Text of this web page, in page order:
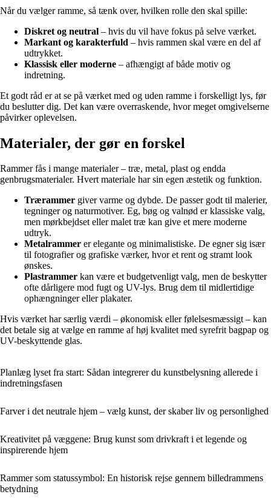
Når du vælger ramme, så tænk over, hvilken rolle den skal spille:
Diskret og neutral – hvis du vil have fokus på selve værket.
Markant og karakterfuld – hvis rammen skal være en del af
udtrykket.
Klassisk eller moderne – afhængigt af både motiv og
indretning.
Et godt råd er at se på værket med og uden ramme i forskelligt lys, før
du beslutter dig. Det kan være overraskende, hvor meget omgivelserne
påvirker oplevelsen.
Materialer, der gør en forskel
Rammer fås i mange materialer – træ, metal, plast og endda
genbrugsmaterialer. Hvert materiale har sin egen æstetik og funktion.
Trærammer giver varme og dybde. De passer godt til malerier,
tegninger og naturmotiver. Eg, bøg og valnød er klassiske valg,
men mørkbejdset eller malet træ kan give et mere moderne
udtryk.
Metalrammer er elegante og minimalistiske. De egner sig især
til fotografier og grafiske værker, hvor et rent og stramt look
ønskes.
Plastrammer kan være et budgetvenligt valg, men de beskytter
ofte dårligere mod fugt og UV-lys. Brug dem til midlertidige
ophængninger eller plakater.
Hvis værket har særlig værdi – økonomisk eller følelsesmæssigt – kan
det betale sig at vælge en ramme af høj kvalitet med syrefrit bagpap og
UV-beskyttende glas.
Planlæg lyset fra start: Sådan integrerer du kunstbelysning allerede i
indretningsfasen
Farver i det neutrale hjem – vælg kunst, der skaber liv og personlighed
Kreativitet på væggene: Brug kunst som drivkraft i et legende og
inspirerende hjem
Rammer som statussymbol: En historisk rejse gennem billedrammens
betydning